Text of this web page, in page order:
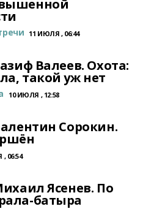
11 ИЮЛЯ , 06:44
Валеев. Охота:
такой уж нет
10 ИЮЛЯ , 12:58
Сорокин.
06:54
Ясенев. По
батыра